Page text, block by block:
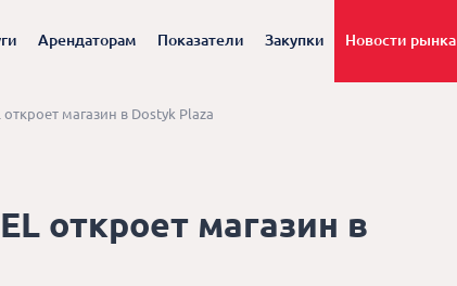
Арендаторам Показатели Закупки Новости рынка
откроет магазин в Dostyk Plaza
откроет магазин в